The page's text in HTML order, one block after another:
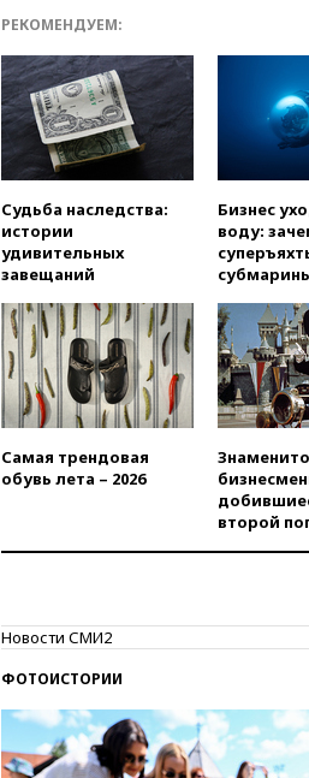
РЕКОМЕНДУЕМ:
Судьба наследства:
истории
удивительных
завещаний
Бизнес
воду:
Самая трендовая
обувь лета – 2026
второй
Новости СМИ2
ФОТОИСТОРИИ